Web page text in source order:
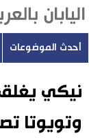
أحدث الموضوعات
أحدث الموضوعات
نيكي
وتويوتا